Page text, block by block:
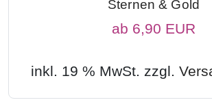
Sternen & Gold
ab 6,90 EUR
inkl. 19 % MwSt. zzgl.